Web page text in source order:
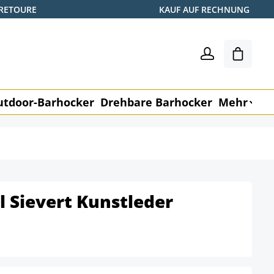
KAUF AUF RECHNUNG
Barhocker Drehbare Barhocker Mehr
Sievert Kunstleder